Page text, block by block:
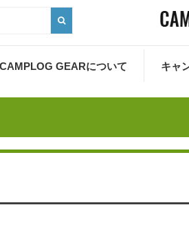
CAMPLOG GEARについて キャ